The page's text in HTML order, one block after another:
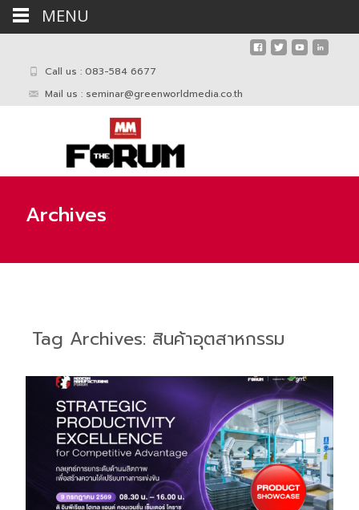
Call us : 083-584 6677
Mail us : seminar@greenworldmedia.co.th
Archives
Tag Archives: สินค้าอุตสาหกรรม
MENU